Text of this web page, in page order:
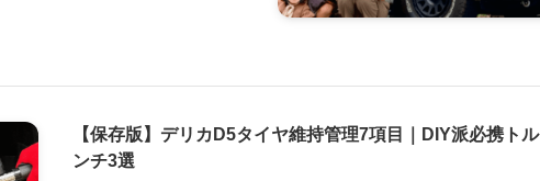
【保存版】デリカD5タイヤ維持管理7項目｜DIY派必携ト
ンチ3選